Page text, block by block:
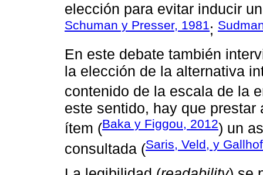
elección para evitar inducir
Schuman y Presser, 1981 ;
En este debate también
la elección de la alternativa
contenido de la escala de la
este sentido, hay que
ítem (Baka y Figgou, 2012) un
consultada (Saris, Veld, y